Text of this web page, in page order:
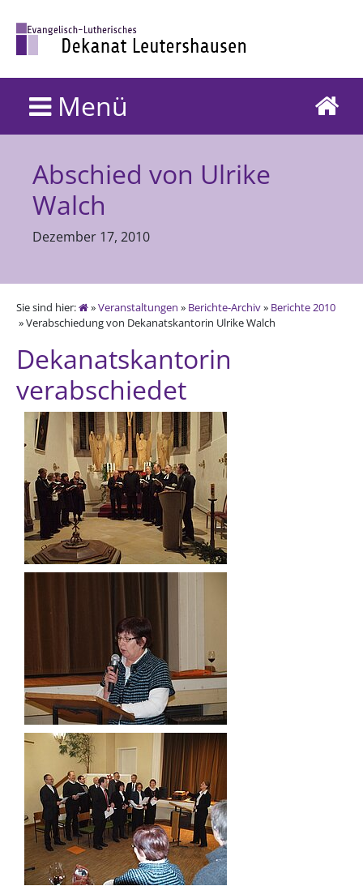
Menü
Abschied von Ulrike
Walch
Dezember 17, 2010
Sie sind hier: »Veranstaltungen » Berichte-Archiv» Berichte 2010
» Verabschiedung von Dekanatskantorin Ulrike Walch
Dekanatskantorin
verabschiedet